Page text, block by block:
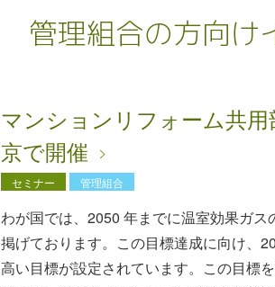
管理組合の方向け
マンションリフォーム共
京で開催
セミナー 管理組合
わが国では、2050 年までに温室効果ガ
掲げております。この目標達成に向け、
高い目標が設定されています。この目標